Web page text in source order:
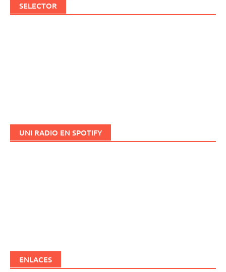
SELECTOR
UNI RADIO EN SPOTIFY
ENLACES